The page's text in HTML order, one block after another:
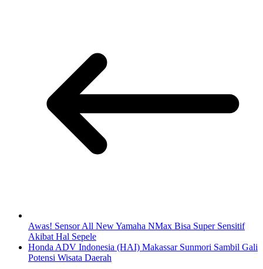
Awas! Sensor All New Yamaha NMax Bisa Super Sensitif
Akibat Hal Sepele
Honda ADV Indonesia (HAI) Makassar Sunmori Sambil Gali
Potensi Wisata Daerah